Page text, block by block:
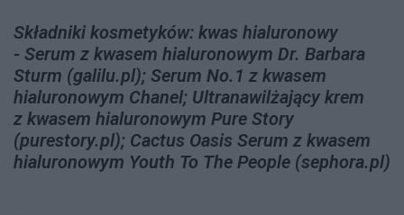
Składniki kosmetyków: kwas hialuronowy
- Serum z kwasem hialuronowym Dr. Barbara
Sturm (galilu.pl); Serum No.1 z kwasem
hialuronowym Chanel; Ultranawilżający krem
z kwasem hialuronowym Pure Story
(purestory.pl); Cactus Oasis Serum z kwasem
hialuronowym Youth To The People (sephora.pl)